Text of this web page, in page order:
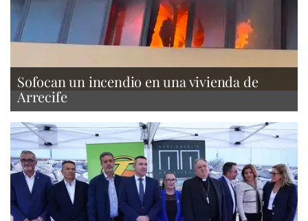
Sofocan un incendio en una vivienda de
Arrecife